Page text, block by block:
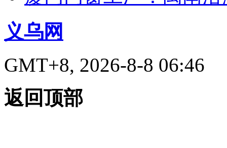
义乌网
GMT+8, 2026-8-8 06:46
返回顶部